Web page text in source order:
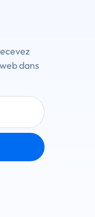
dans